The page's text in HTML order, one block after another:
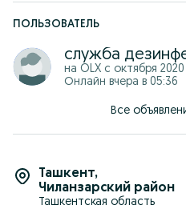
-дезинфекция(обработка от
БЕПЛАТНАЯ КОНСУЛЬТАЦИЯ:
Пашша
Муха
Бурга
Чивин
ПОЛЬЗОВАТЕЛЬ
служба
на OLX с октября 2020
Онлайн вчера в 05:36
Все
Ташкент,
Чиланзарский район
Ташкентская область